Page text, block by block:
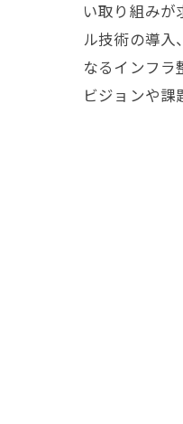
い取り組みが
ル技術の導入
なるインフラ
ビジョンや課